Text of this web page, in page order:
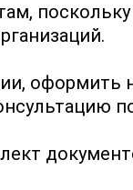
оформить